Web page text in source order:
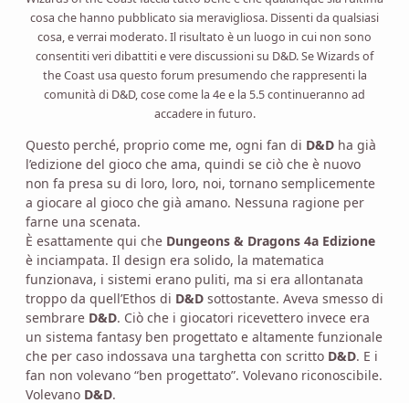
cosa che hanno pubblicato sia meravigliosa. Dissenti da qualsiasi
cosa, e verrai moderato. Il risultato è un luogo in cui non sono
consentiti veri dibattiti e vere discussioni su D&D. Se Wizards of
the Coast usa questo forum presumendo che rappresenti la
comunità di D&D, cose come la 4e e la 5.5 continueranno ad
accadere in futuro.
Questo perché, proprio come me, ogni fan di D&D ha già
l’edizione del gioco che ama, quindi se ciò che è nuovo
non fa presa su di loro, loro, noi, tornano semplicemente
a giocare al gioco che già amano. Nessuna ragione per
farne una scenata.
È esattamente qui che Dungeons & Dragons 4a Edizione
è inciampata. Il design era solido, la matematica
funzionava, i sistemi erano puliti, ma si era allontanata
troppo da quell’Ethos di D&D sottostante. Aveva smesso di
sembrare D&D. Ciò che i giocatori ricevettero invece era
un sistema fantasy ben progettato e altamente funzionale
che per caso indossava una targhetta con scritto D&D. E i
fan non volevano “ben progettato”. Volevano riconoscibile.
Volevano D&D.